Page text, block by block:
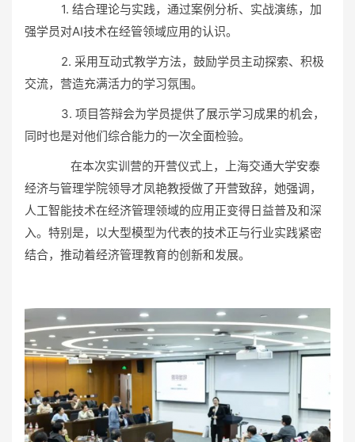
1. 结合理论与实践，通过案例分析、实战演练，加
强学员对AI技术在经管领域应用的认识。
2. 采用互动式教学方法，鼓励学员主动探索、积极
交流，营造充满活力的学习氛围。
3. 项目答辩会为学员提供了展示学习成果的机会，
同时也是对他们综合能力的一次全面检验。
在本次实训营的开营仪式上，上海交通大学安泰
经济与管理学院领导才凤艳教授做了开营致辞，她强调，
人工智能技术在经济管理领域的应用正变得日益普及和深
入。特别是，以大型模型为代表的技术正与行业实践紧密
结合，推动着经济管理教育的创新和发展。